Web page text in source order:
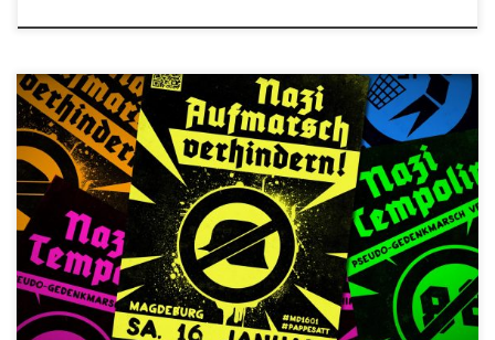
Under this motto we call you on January 16, 2021, together with
the alliance “Solidarisches Magdeburg” to stand in the way of the
pseudo memorial march of neo-Nazi groups. […]”Traditionally,
neo-Nazi groups try to glorify the atrocities of the National Socialist
regime and portray the population as the sole victims […]